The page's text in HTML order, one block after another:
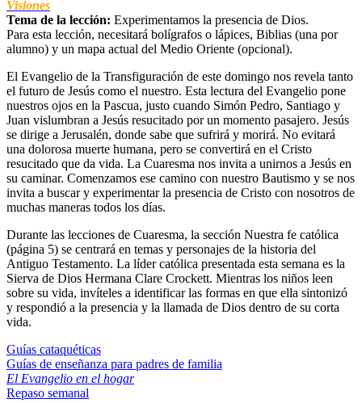
Visiones
Tema de la lección: Experimentamos la presencia de Dios.
Para esta lección, necesitará bolígrafos o lápices, Biblias (una por
alumno) y un mapa actual del Medio Oriente (opcional).
El Evangelio de la Transfiguración de este domingo nos revela tanto
el futuro de Jesús como el nuestro. Esta lectura del Evangelio pone
nuestros ojos en la Pascua, justo cuando Simón Pedro, Santiago y
Juan vislumbran a Jesús resucitado por un momento pasajero. Jesús
se dirige a Jerusalén, donde sabe que sufrirá y morirá. No evitará
una dolorosa muerte humana, pero se convertirá en el Cristo
resucitado que da vida. La Cuaresma nos invita a unirnos a Jesús en
su caminar. Comenzamos ese camino con nuestro Bautismo y se nos
invita a buscar y experimentar la presencia de Cristo con nosotros de
muchas maneras todos los días.
Durante las lecciones de Cuaresma, la sección Nuestra fe católica
(página 5) se centrará en temas y personajes de la historia del
Antiguo Testamento. La líder católica presentada esta semana es la
Sierva de Dios Hermana Clare Crockett. Mientras los niños leen
sobre su vida, invíteles a identificar las formas en que ella sintonizó
y respondió a la presencia y la llamada de Dios dentro de su corta
vida.
Guías cataquéticas
Guías de enseñanza para padres de familia
El Evangelio en el hogar
Repaso semanal